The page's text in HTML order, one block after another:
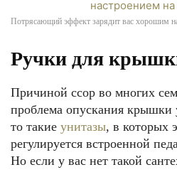
Потрясающий эффект зарядит вас хорошим
Ручки для
Причиной ссор во многих
проблема опускания крышки
то такие унитазы, в которых
регулируется встроенной
Но если у вас нет такой